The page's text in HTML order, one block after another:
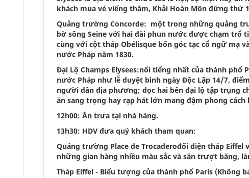
khách mua vé viếng thăm, Khải Hoàn Môn đứng thứ
Quảng trường Concorde: một trong những quảng
bờ sông Seine với hai đài phun nước được chạm
cùng với cột tháp Obélisque bốn góc tạc cổ ngữ mạ
nước Pháp năm 1830.
Đại Lộ Champs Elysees:nổi tiếng nhất của thành
nước Pháp như lễ duyệt binh ngày Độc Lập 14/7,
người dân địa phương; dọc hai bên đại lộ tập trụng
ăn sang trọng hay rạp hát lớn mang đậm phong
12h00: Ăn trưa tại nhà hàng.
13h30: HDV đưa quý khách tham quan:
Quảng trường Place de Trocaderođối diện tháp Eiffel
những gian hàng nhiều màu sắc và sân trượt băng,
Tháp Eiffel - Biểu tượng của thành phố Paris (Không